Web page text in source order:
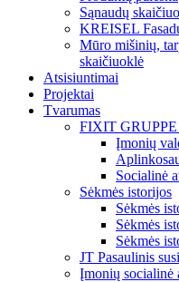
Sąnaudų
KREISEL
Mūro mišinių,
skaičiuoklė
Atsisiuntimai
Projektai
Tvarumas
FIXIT
Įmonių
Socialinė
Sėkmės istorijos
Sėkmės
Sėkmės
Sėkmės
JT Pasaulinis
Įmonių socialinė